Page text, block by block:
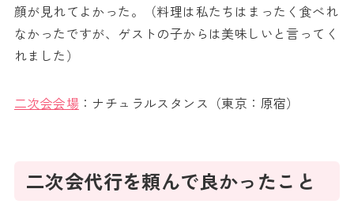
顔が見れてよかった。（料理は私たちはまったく食べれ
なかったですが、ゲストの子からは美味しいと言ってく
れました）
二次会会場：ナチュラルスタンス（東京：原宿）
二次会代行を頼んで良かったこと